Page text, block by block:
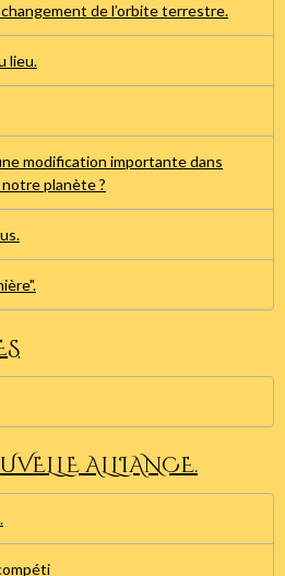
de l’orbite terrestre.
lieu.
modification importante dans
planète ?
ALLIANCE.